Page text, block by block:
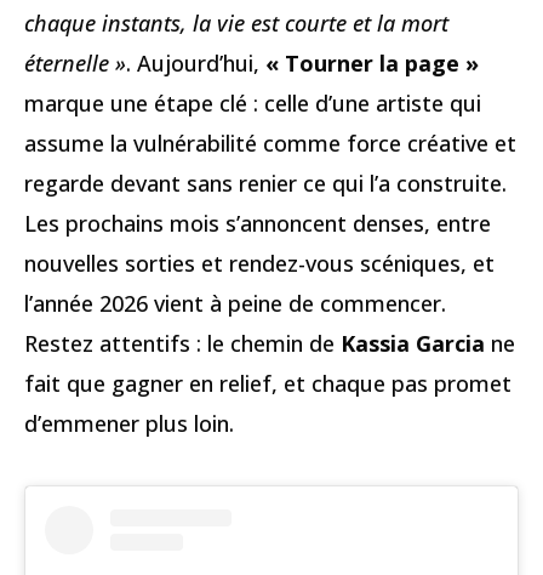
chaque instants, la vie est courte et la mort
éternelle ». Aujourd’hui, « Tourner la page »
marque une étape clé : celle d’une artiste qui
assume la vulnérabilité comme force créative et
regarde devant sans renier ce qui l’a construite.
Les prochains mois s’annoncent denses, entre
nouvelles sorties et rendez-vous scéniques, et
l’année 2026 vient à peine de commencer.
Restez attentifs : le chemin de Kassia Garcia ne
fait que gagner en relief, et chaque pas promet
d’emmener plus loin.